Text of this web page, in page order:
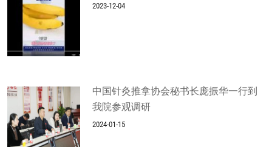
2023-12-04
中国针灸推拿协会秘书长庞振华一行到
我院参观调研
2024-01-15